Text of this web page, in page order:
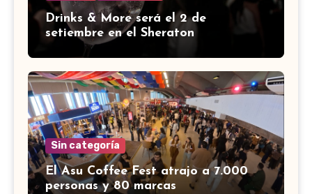
Drinks & More será el 2 de
setiembre en el Sheraton
Sin categoría
El Asu Coffee Fest atrajo a 7.000
personas y 80 marcas